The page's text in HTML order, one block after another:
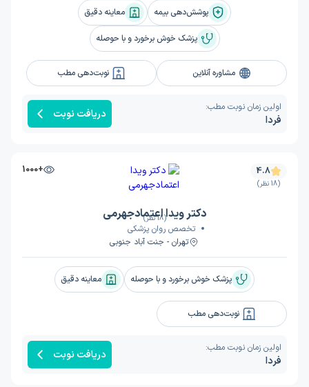
پوشش‌دهی بیمه معاینه دقیق
پزشک خوش برخورد و با حوصله
مشاوره آنلاین نوبت‌دهی مطب
اولین زمان نوبت مطب:
فردا دریافت نوبت
(18 نظر)
+1000 4.8
(18 نظر)
دکتر ویدا اعتمادجهرمی
تخصص روان پزشکی
تهران - جنت‌ آباد جنوبی
پزشک خوش برخورد و با حوصله معاینه دقیق
نوبت‌دهی مطب
اولین زمان نوبت مطب:
فردا دریافت نوبت